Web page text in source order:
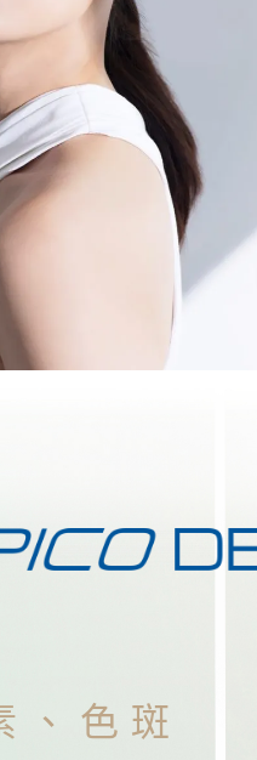
、色斑